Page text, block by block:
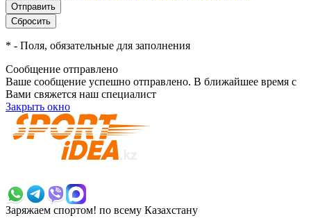
* - Поля, обязательные для заполнения
Сообщение отправлено
Ваше сообщение успешно отправлено. В ближайшее время с
Вами свяжется наш специалист
Закрыть окно
Заряжаем спортом! по всему Казахстану